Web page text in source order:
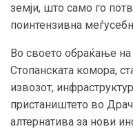
земји, што само го
поинтензивна
Во своето обраќање
Стопанската комора,
извозот,
пристаништето во
алтернатива за нови